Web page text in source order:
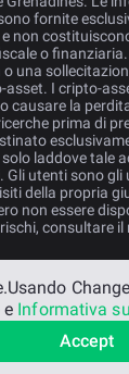
fornite
non
o
una
asset. I cripto-
causare la
prima di
laddove tale
Gli utenti sono gli
della propria
non essere
consultare il
Usando
e Informativa
Accept